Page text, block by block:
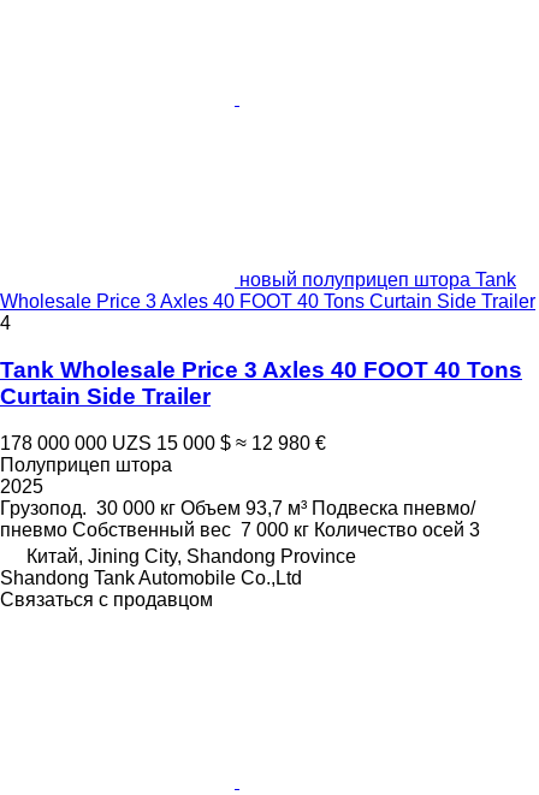
новый полуприцеп штора Tank
Wholesale Price 3 Axles 40 FOOT 40 Tons Curtain Side Trailer
4
Tank Wholesale Price 3 Axles 40 FOOT 40 Tons
Curtain Side Trailer
178 000 000 UZS 15 000 $ ≈ 12 980 €
Полуприцеп штора
2025
Грузопод. 30 000 кг Объем 93,7 м³ Подвеска пневмо/
пневмо Собственный вес 7 000 кг Количество осей 3
Китай, Jining City, Shandong Province
Shandong Tank Automobile Co.,Ltd
Связаться с продавцом